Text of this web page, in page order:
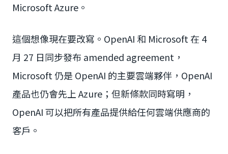
Microsoft Azure。
這個想像現在要改寫。OpenAI 和 Microsoft 在 4
月 27 日同步發布 amended agreement，
Microsoft 仍是 OpenAI 的主要雲端夥伴，OpenAI
產品也仍會先上 Azure；但新條款同時寫明，
OpenAI 可以把所有產品提供給任何雲端供應商的
客戶。